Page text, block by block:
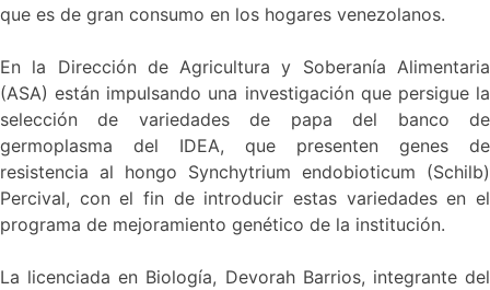
que es de gran consumo en los hogares venezolanos.
En la Dirección de Agricultura y Soberanía Alimentaria
(ASA) están impulsando una investigación que persigue la
selección de variedades de papa del banco de
germoplasma del IDEA, que presenten genes de
resistencia al hongo Synchytrium endobioticum (Schilb)
Percival, con el fin de introducir estas variedades en el
programa de mejoramiento genético de la institución.
La licenciada en Biología, Devorah Barrios, integrante del